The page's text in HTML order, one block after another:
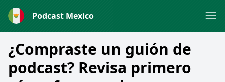
Podcast Mexico
¿Compraste un guión de
podcast? Revisa primero